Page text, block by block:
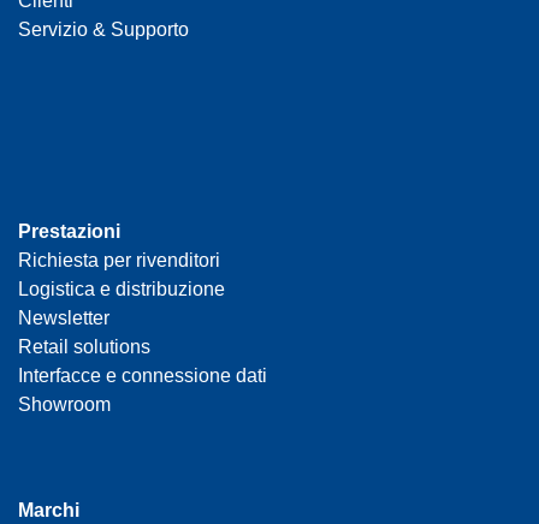
Servizio & Supporto
Prestazioni
Richiesta per rivenditori
Logistica e distribuzione
Newsletter
Retail solutions
Interfacce e connessione dati
Showroom
Marchi